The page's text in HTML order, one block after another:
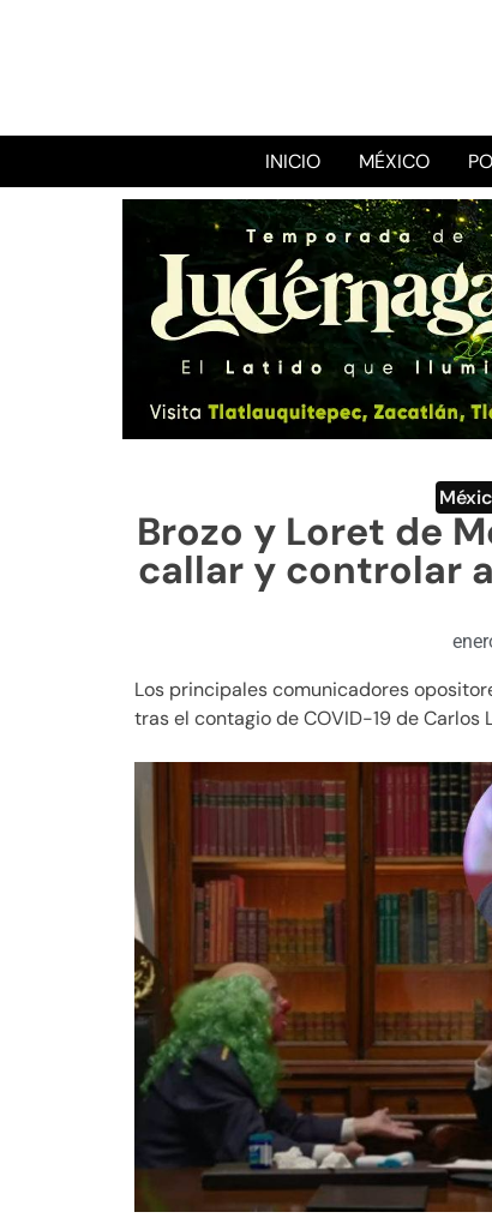
INICIO MÉXICO
Brozo y Loret de
callar y controlar
Los principales comunicadores
tras el contagio de COVID-19 de Carlos